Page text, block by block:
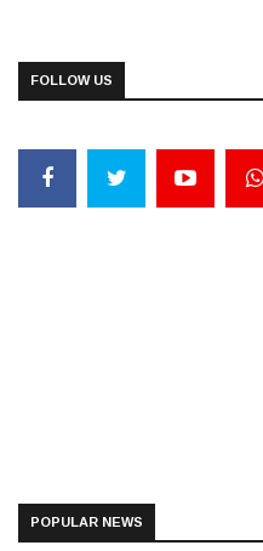
FOLLOW US
POPULAR NEWS